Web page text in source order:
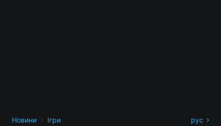
Новини › Ігри рус